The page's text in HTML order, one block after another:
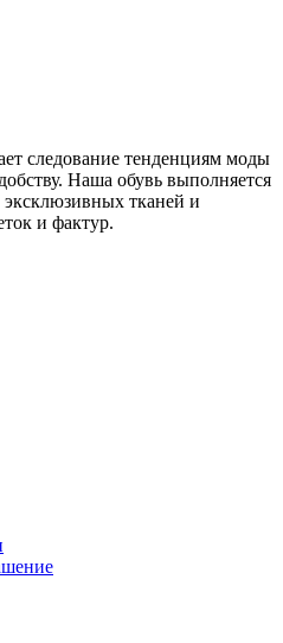
следование тенденциям моды
Наша обувь выполняется
тканей и
и фактур.